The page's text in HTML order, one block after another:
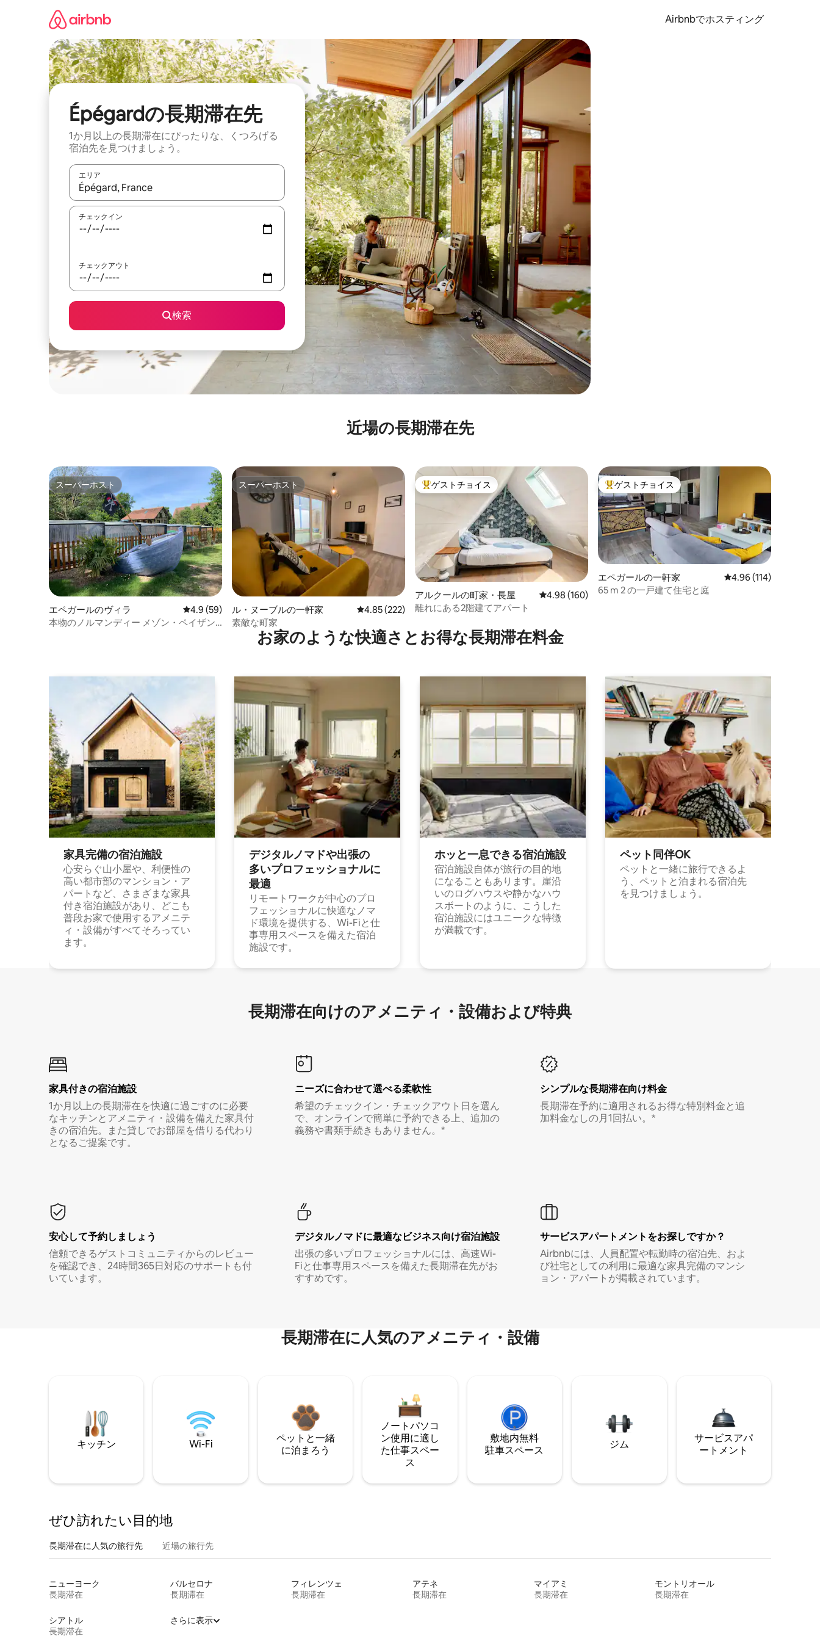
Airbnbでホスティング
Épégardの長期滞在先
1か月以上の長期滞在にぴったりな、くつろげる
宿泊先を見つけましょう。
エリア
検索結果が表示されたら、上下の矢印キーを使って移動するか、画面をタッチまたはスワイプして検索結果を確認することができます。
チェックイン
チェックアウト
検索
近場の長期滞在先
スーパーホスト
スーパーホスト
エペガールのヴィラ レビュー59件、5つ星中4.9つ星の平均評価
4.9 (59)
本物のノルマンディー メゾン・ペイザン
スーパーホスト
スーパーホスト
ル・ヌーブルの一軒家 レビュー222件、5つ星中4.85つ星の平均評価
4.85 (222)
素敵な町家
大好評のゲストチョイスです。
ゲストチョイス
アルクールの町家・長屋 レビュー160件、5つ星中4.98つ星の平均評価
4.98 (160)
離れにある2階建てアパート
大好評のゲストチョイスです。
ゲストチョイス
エペガールの一軒家 レビュー114件、5つ
4.96 (114)
65 m 2 の一戸建て住宅と庭
お家のような快⁠適⁠さ⁠とお⁠得⁠な長⁠期⁠滞⁠在料⁠金
家具完備の宿⁠泊⁠施⁠設
心安らぐ山小屋や、利便性の
高い都市部のマンション・ア
パートなど、さまざまな家具
付き宿泊施設があり、どこも
普段お家で使用するアメニテ
ィ・設備がすべてそろってい
ます。
デジタルノマドや出⁠張⁠の
多⁠いプ⁠ロ⁠フ⁠ェ⁠ッ⁠シ⁠ョ⁠ナ⁠ル⁠に
最⁠適
リモートワークが中心のプロ
フェッショナルに快適なノマ
ド環境を提供する、Wi-Fiと仕
事専用スペースを備えた宿泊
施設です。
ホッと一⁠息⁠で⁠き⁠る宿⁠泊施⁠設
宿泊施設自体が旅行の目的地
になることもあります。崖沿
いのログハウスや静かなハウ
スボートのように、こうした
宿泊施設にはユニークな特徴
が満載です。
ペット同⁠伴OK
ペットと一緒に旅行できるよ
う、ペットと泊まれる宿泊先
を見つけましょう。
長期滞在向け⁠のア⁠メ⁠ニ⁠テ⁠ィ⁠・設⁠備⁠および特⁠典
家具付き⁠の宿⁠泊⁠施⁠設
1か月以上の長期滞在を快適に過ごすのに必要
なキッチンとアメニティ・設備を備えた家具付
きの宿泊先。また貸しでお部屋を借りる代わり
となるご提案です。
ニーズに合わせて選べる柔軟性
希望のチェックイン・チェックアウト日を選ん
で、オンラインで簡単に予約できる上、追加の
義務や書類手続きもありません。*
シンプルな長期滞在向け料金
長期滞在予約に適用されるお得な特別料金と追
加料金なしの月1回払い。*
安心して予約しましょう
信頼できるゲストコミュニティからのレビュー
を確認でき、24時間365日対応のサポートも付
いています。
デジタルノマド⁠に最⁠適⁠なビ⁠ジ⁠ネ⁠ス⁠向⁠け宿⁠泊⁠施⁠設
出張の多いプロフェッショナルには、高速Wi-
Fiと仕事専用スペースを備えた長期滞在先がお
すすめです。
サービスアパートメントをお探しですか？
Airbnbには、人員配置や転勤時の宿泊先、およ
び社宅としての利用に最適な家具完備のマンシ
ョン・アパートが掲載されています。
長期滞在に人気のアメニティ・設備
キッチン Wi-Fi
ペットと一緒
に泊まろう
ノートパソコ
ン使用に適し
た仕事スペー
ス
敷地内無料
駐⁠車ス⁠ペ⁠ー⁠ス
ジム
サービスアパ
ートメント
ぜひ訪⁠れ⁠た⁠い目⁠的⁠地
長期滞在に人気の旅行先 近場の旅行先
ニューヨーク
長期滞在
バルセロナ
長期滞在
フィレンツェ
長期滞在
アテネ
長期滞在
マイアミ
長期滞在
モントリオール
長期滞在
シアトル
長期滞在
さらに表示